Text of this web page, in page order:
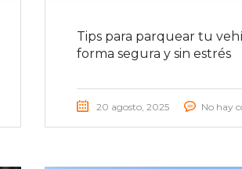
Tips para parquear tu
forma segura y sin estrés
20 agosto, 2025 No hay